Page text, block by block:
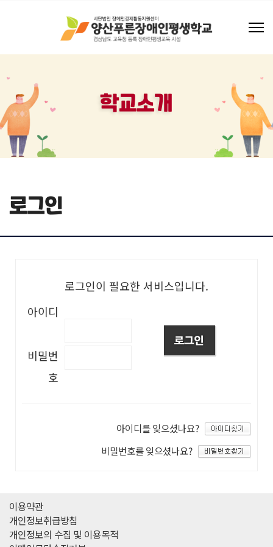
학교소개
로그인
로그인이 필요한 서비스입니다.
아이디
비밀번
호
아이디를 잊으셨나요?
비밀번호를 잊으셨나요?
이용약관
개인정보취급방침
개인정보의 수집 및 이용목적